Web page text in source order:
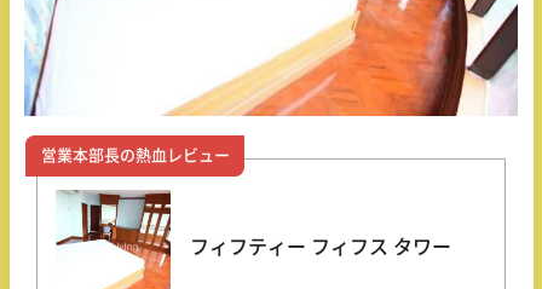
営業本部長の熱血レビュー
フィフティー フィフス タワー